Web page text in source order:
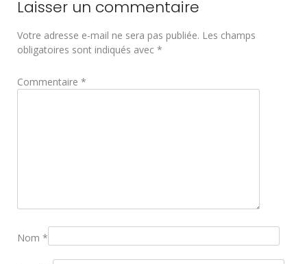
Laisser un commentaire
Votre adresse e-mail ne sera pas publiée. Les champs
obligatoires sont indiqués avec *
Commentaire *
Nom *